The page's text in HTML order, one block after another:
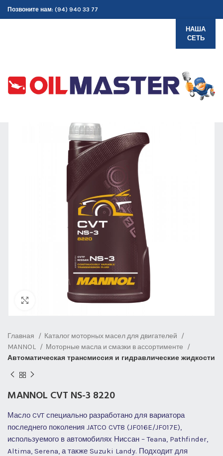
Позвоните нам: (94) 940 33 77
НАША
СЕТЬ
Нажмите, чтобы увеличить
Главная
Каталог моторных масел для двигателей
MANNOL
Моторные масла и смазки в ассортименте
Автоматическая трансмиссия и гидравлические жидкости
MANNOL CVT NS-3 8220
Масло CVT специально разработано для вариатора
последнего поколения JATCO CVT8 (JF016E/JF017E),
используемого в автомобилях Ниссан – Teana, Pathfinder,
Altima, Serena, а также Suzuki Landy. Подходит для